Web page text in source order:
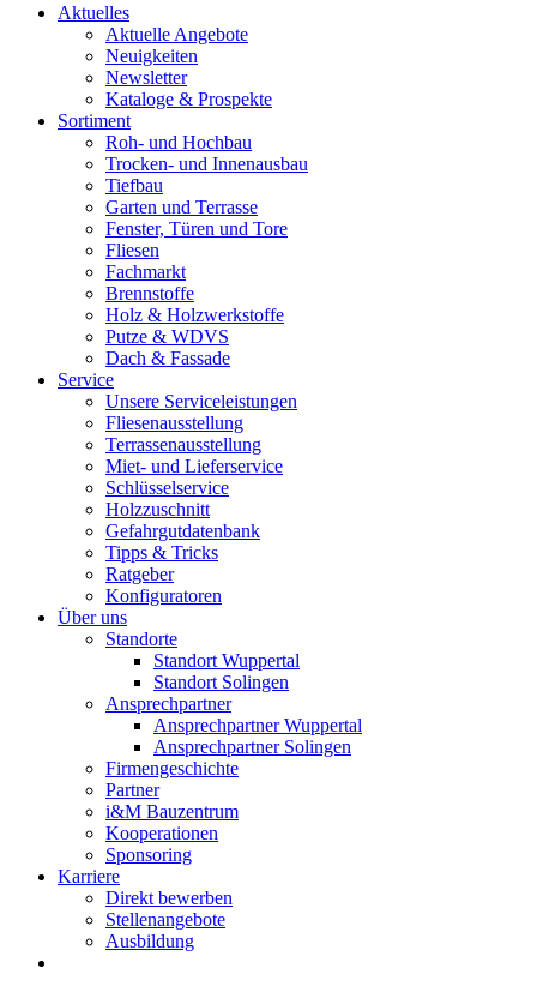
Aktuelles
Aktuelle Angebote
Neuigkeiten
Newsletter
Kataloge & Prospekte
Sortiment
Roh- und Hochbau
Trocken- und Innenausbau
Tiefbau
Garten und Terrasse
Fenster, Türen und Tore
Fliesen
Fachmarkt
Brennstoffe
Holz & Holzwerkstoffe
Putze & WDVS
Dach & Fassade
Service
Unsere Serviceleistungen
Fliesenausstellung
Terrassenausstellung
Miet- und Lieferservice
Schlüsselservice
Holzzuschnitt
Gefahrgutdatenbank
Tipps & Tricks
Ratgeber
Konfiguratoren
Über uns
Standorte
Standort Wuppertal
Standort Solingen
Ansprechpartner
Ansprechpartner Wuppertal
Ansprechpartner Solingen
Firmengeschichte
Partner
i&M Bauzentrum
Kooperationen
Sponsoring
Karriere
Direkt bewerben
Stellenangebote
Ausbildung